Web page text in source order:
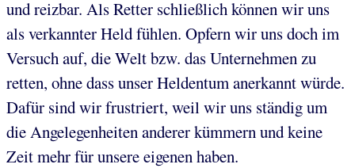
und reizbar. Als Retter schließlich können wir uns
als verkannter Held fühlen. Opfern wir uns doch im
Versuch auf, die Welt bzw. das Unternehmen zu
retten, ohne dass unser Heldentum anerkannt würde.
Dafür sind wir frustriert, weil wir uns ständig um
die Angelegenheiten anderer kümmern und keine
Zeit mehr für unsere eigenen haben.